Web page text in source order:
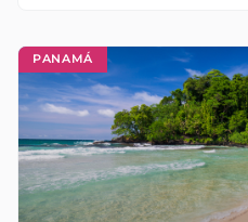
PANAMÁ